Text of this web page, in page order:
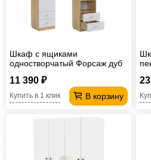
Шкаф с ящиками
одностворчатый Форсаж дуб
11 390 ₽
В корзину
Купить в 1 клик